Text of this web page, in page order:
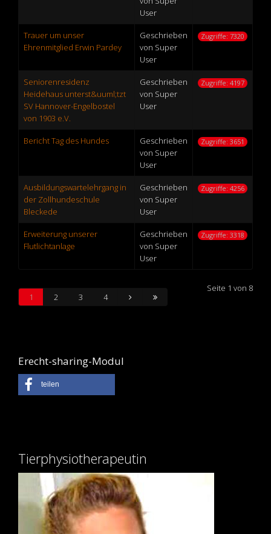
User
Trauer um unser
Ehrenmitglied Erwin Pardey
Geschrieben
von Super
User
Zugriffe: 7320
Seniorenresidenz
Heidehaus unterst&uuml;tzt
SV Hannover-Engelbostel
von 1903 e.V.
Geschrieben
von Super
User
Zugriffe: 4197
Bericht Tag des Hundes
Geschrieben
von Super
User
Zugriffe: 3651
Ausbildungswartelehrgang in
der Zollhundeschule
Bleckede
Geschrieben
von Super
User
Zugriffe: 4256
Erweiterung unserer
Flutlichtanlage
Geschrieben
von Super
User
Zugriffe: 3318
Seite 1 von 8
1
2 3 4
Erecht-sharing-Modul
teilen
Tierphysiotherapeutin